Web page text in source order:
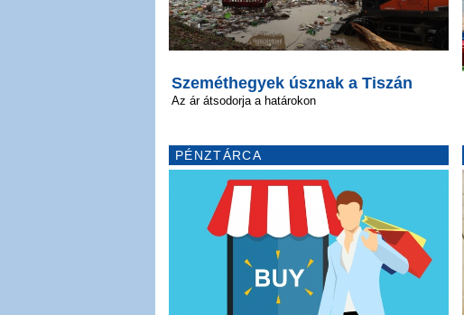
Szeméthegyek úsznak a Tiszán
Az ár átsodorja a határokon
PÉNZTÁRCA